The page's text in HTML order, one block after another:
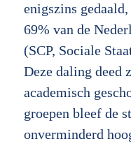
enigszins
69% van de
(SCP, Sociale
Deze daling deed
academisch
groepen bleef de
onverminderd